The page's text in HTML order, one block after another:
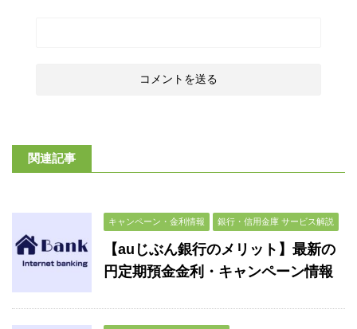
関連記事
キャンペーン・金利情報 銀行・信用金庫 サービス解説
【auじぶん銀行のメリット】最新の
円定期預金金利・キャンペーン情報